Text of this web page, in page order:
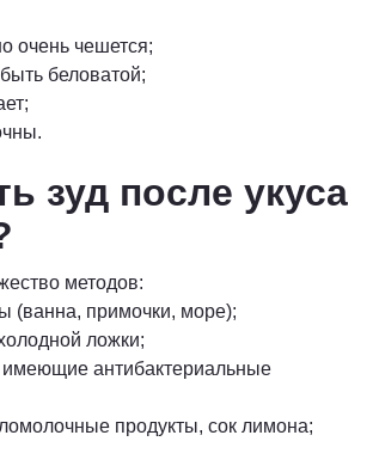
очень чешется;
беловатой;
зуд после укуса
методов:
(ванна, примочки, море);
ложки;
антибактериальные
продукты, сок лимона;